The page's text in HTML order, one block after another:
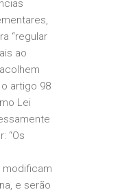
“regular
ao
artigo 98
Lei
“Os
modificam
e serão